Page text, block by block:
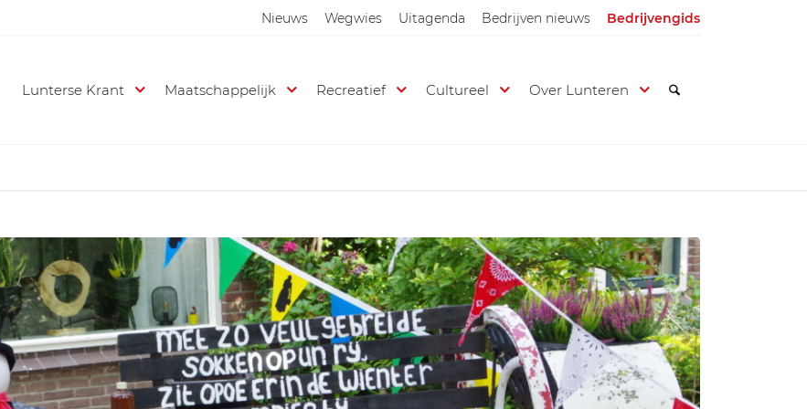
Nieuws Wegwies Uitagenda Bedrijven nieuws Bedrijvengids
Lunterse Krant Maatschappelijk Recreatief Cultureel Over Lunteren